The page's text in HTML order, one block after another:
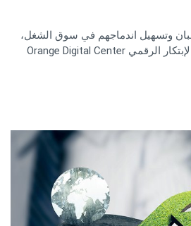
وتسهيل اندماجهم في سوق الشغل،